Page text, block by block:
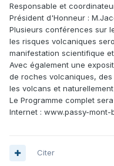
Responsable et
Président d'Honneur :
Plusieurs conférences sur
les risques volcaniques
manifestation scientifique
Avec également une
de roches volcaniques,
les volcans et
Le Programme complet
Internet : www.passy-mont-
Citer